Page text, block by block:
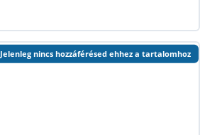
Jelenleg nincs hozzáférésed ehhez a tartalomhoz